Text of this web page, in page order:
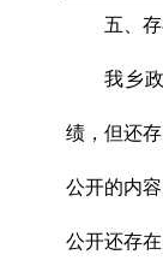
五、
我乡
绩，但还
公开的内
公开还存在